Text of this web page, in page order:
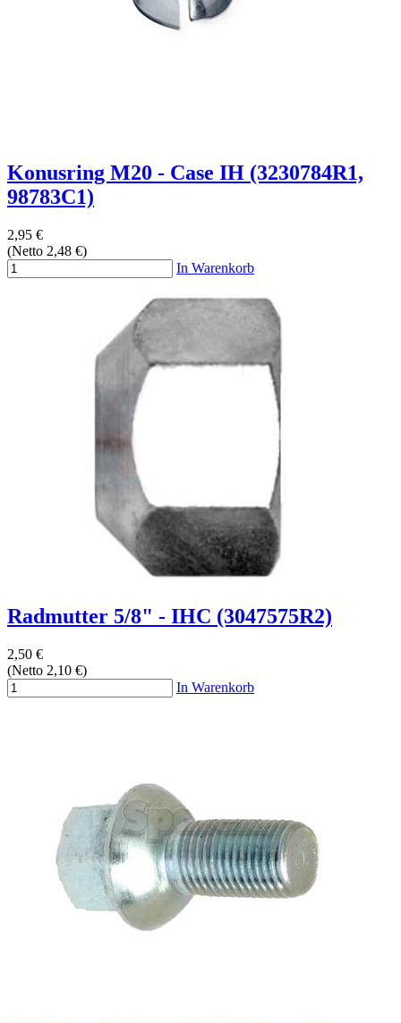
Konusring M20 - Case IH (3230784R1,
98783C1)
2,95 €
(Netto 2,48 €)
In Warenkorb
Radmutter 5/8" - IHC (3047575R2)
2,50 €
(Netto 2,10 €)
In Warenkorb